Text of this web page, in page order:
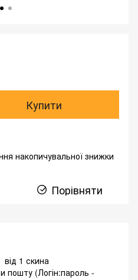
Купити
накопичувальної знижки
Порівняти
1 скина
пошту (Логін:пароль -